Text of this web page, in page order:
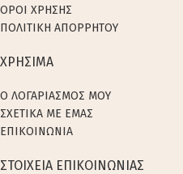
ΟΡΟΙ ΧΡΗΣΗΣ
ΠΟΛΙΤΙΚΗ ΑΠΟΡΡΗΤΟΥ
ΧΡΗΣΙΜΑ
Ο ΛΟΓΑΡΙΑΣΜΟΣ ΜΟΥ
ΣΧΕΤΙΚΑ ΜΕ ΕΜΑΣ
ΕΠΙΚΟΙΝΩΝΙΑ
ΣΤΟΙΧΕΙΑ ΕΠΙΚΟΙΝΩΝΙΑΣ